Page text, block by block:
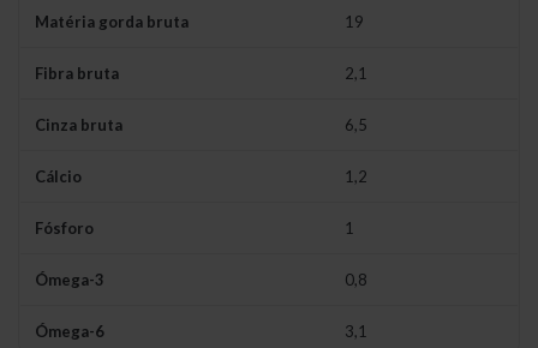
Matéria gorda bruta 19
Fibra bruta 2,1
Cinza bruta 6,5
Cálcio 1,2
Fósforo 1
Ómega-3 0,8
Ómega-6 3,1